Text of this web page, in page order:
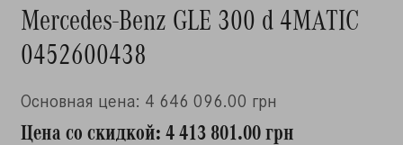
Mercedes-Benz GLE 300 d 4MATIC
0452600438
Основная цена: 4 646 096.00 грн
Цена со скидкой: 4 413 801.00 грн